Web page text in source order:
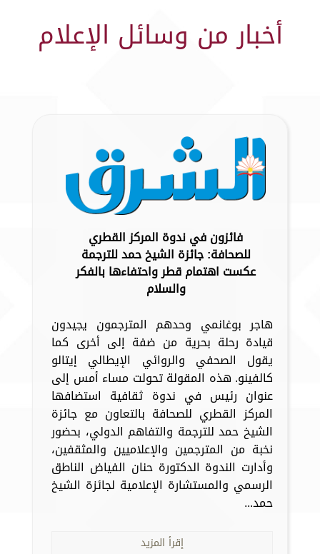
أخبار من وسائل الإعلام
فائزون في ندوة المركز القطري
للصحافة: جائزة الشيخ حمد للترجمة
عكست اهتمام قطر واحتفاءها بالفكر
والسلام
هاجر بوغانمي وحدهم المترجمون يجيدون
قيادة رحلة بحرية من ضفة إلى أخرى كما
يقول الصحفي والروائي الإيطالي إيتالو
كالفينو. هذه المقولة تحولت مساء أمس إلى
عنوان رئيس في ندوة ثقافية استضافها
المركز القطري للصحافة بالتعاون مع جائزة
الشيخ حمد للترجمة والتفاهم الدولي، بحضور
نخبة من المترجمين والإعلاميين والمثقفين،
وأدارت الندوة الدكتورة حنان الفياض الناطق
الرسمي والمستشارة الإعلامية لجائزة الشيخ
حمد...
إقرأ المزيد